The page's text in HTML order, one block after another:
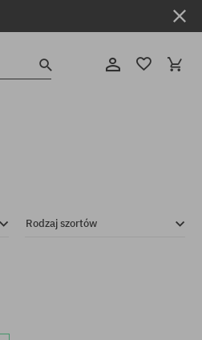
Rodzaj szortów